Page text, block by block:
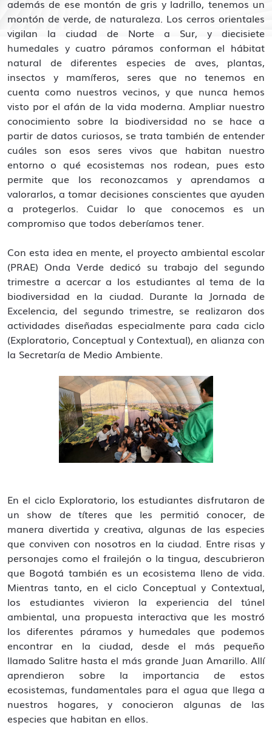
además de ese montón de gris y ladrillo, tenemos un
montón de verde, de naturaleza. Los cerros orientales
vigilan la ciudad de Norte a Sur, y diecisiete
humedales y cuatro páramos conforman el hábitat
natural de diferentes especies de aves, plantas,
insectos y mamíferos, seres que no tenemos en
cuenta como nuestros vecinos, y que nunca hemos
visto por el afán de la vida moderna. Ampliar nuestro
conocimiento sobre la biodiversidad no se hace a
partir de datos curiosos, se trata también de entender
cuáles son esos seres vivos que habitan nuestro
entorno o qué ecosistemas nos rodean, pues esto
permite que los reconozcamos y aprendamos a
valorarlos, a tomar decisiones conscientes que ayuden
a protegerlos. Cuidar lo que conocemos es un
compromiso que todos deberíamos tener.
Con esta idea en mente, el proyecto ambiental escolar
(PRAE) Onda Verde dedicó su trabajo del segundo
trimestre a acercar a los estudiantes al tema de la
biodiversidad en la ciudad. Durante la Jornada de
Excelencia, del segundo trimestre, se realizaron dos
actividades diseñadas especialmente para cada ciclo
(Exploratorio, Conceptual y Contextual), en alianza con
la Secretaría de Medio Ambiente.
En el ciclo Exploratorio, los estudiantes disfrutaron de
un show de títeres que les permitió conocer, de
manera divertida y creativa, algunas de las especies
que conviven con nosotros en la ciudad. Entre risas y
personajes como el frailejón o la tingua, descubrieron
que Bogotá también es un ecosistema lleno de vida.
Mientras tanto, en el ciclo Conceptual y Contextual,
los estudiantes vivieron la experiencia del túnel
ambiental, una propuesta interactiva que les mostró
los diferentes páramos y humedales que podemos
encontrar en la ciudad, desde el más pequeño
llamado Salitre hasta el más grande Juan Amarillo. Allí
aprendieron sobre la importancia de estos
ecosistemas, fundamentales para el agua que llega a
nuestros hogares, y conocieron algunas de las
especies que habitan en ellos.